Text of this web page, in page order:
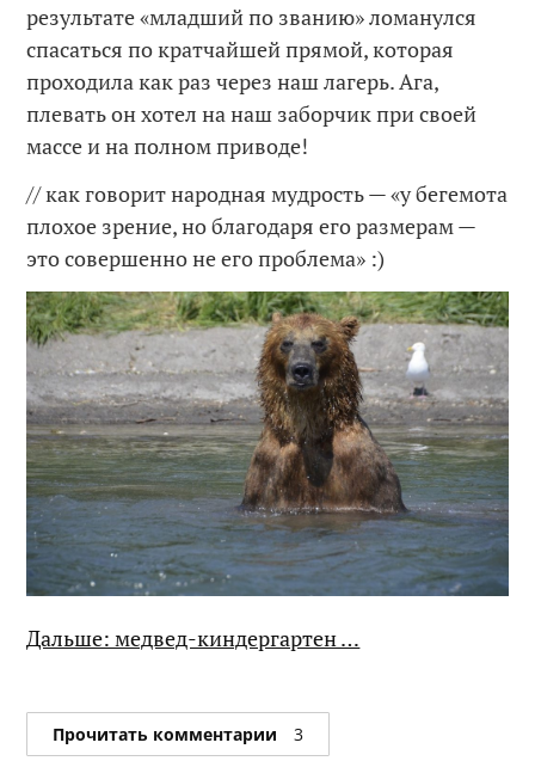
результате «младший по званию» ломанулся
спасаться по кратчайшей прямой, которая
проходила как раз через наш лагерь. Ага,
плевать он хотел на наш заборчик при своей
массе и на полном приводе!
// как говорит народная мудрость — «у бегемота
плохое зрение, но благодаря его размерам —
это совершенно не его проблема» :)
Дальше: медвед-киндергартен …
Прочитать комментарии 3